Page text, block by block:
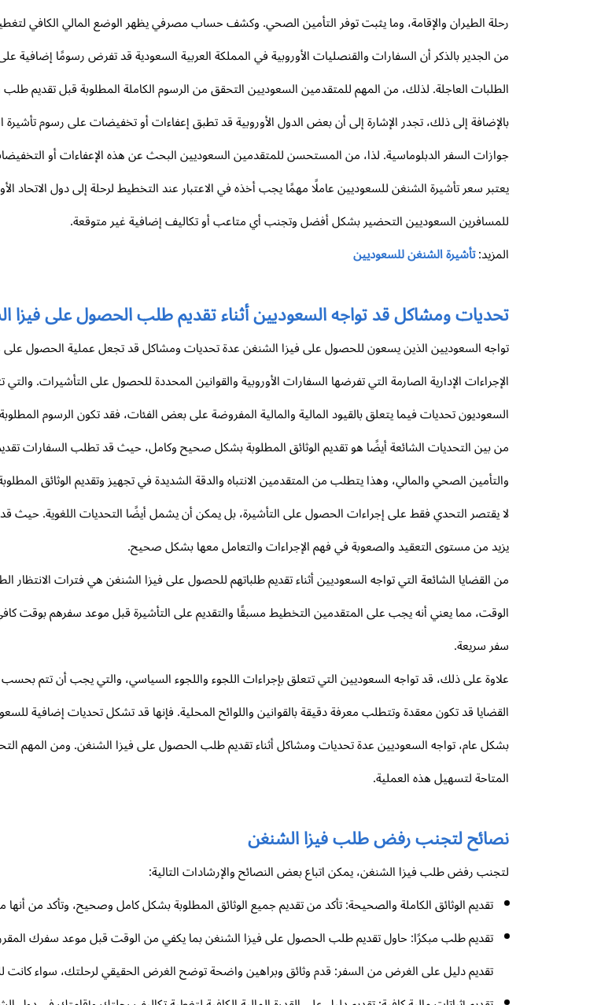
رحلة الطيران والإقامة، وما يثبت توفر التأمين الصحي. وكشف حساب مصرفي يظهر الوضع المالي الكافي
من الجدير بالذكر أن السفارات والقنصليات الأوروبية في المملكة العربية السعودية قد تفرض رسومًا
الطلبات العاجلة. لذلك، من المهم للمتقدمين السعوديين التحقق من الرسوم الكاملة المطلوبة قبل تقديم طلب
بالإضافة إلى ذلك، تجدر الإشارة إلى أن بعض الدول الأوروبية قد تطبق إعفاءات أو تخفيضات على رسوم
جوازات السفر الدبلوماسية. لذا، من المستحسن للمتقدمين السعوديين البحث عن هذه الإعفاءات أو
يعتبر سعر تأشيرة الشنغن للسعوديين عاملًا مهمًا يجب أخذه في الاعتبار عند التخطيط لرحلة إلى دول الاتحاد
للمسافرين السعوديين التحضير بشكل أفضل وتجنب أي متاعب أو تكاليف إضافية غير متوقعة.
المزيد:تأشيرة الشنغن للسعوديين
تحديات ومشاكل قد تواجه السعوديين أثناء تقديم طلب الحصول على فيزا
تواجه السعوديين الذين يسعون للحصول على فيزا الشنغن عدة تحديات ومشاكل قد تجعل عملية الحصول
الإجراءات الإدارية الصارمة التي تفرضها السفارات الأوروبية والقوانين المحددة للحصول على التأشيرات.
السعوديون تحديات فيما يتعلق بالقيود المالية والمالية المفروضة على بعض الفئات، فقد تكون الرسوم
من بين التحديات الشائعة أيضًا هو تقديم الوثائق المطلوبة بشكل صحيح وكامل، حيث قد تطلب السفارات
والتأمين الصحي والمالي، وهذا يتطلب من المتقدمين الانتباه والدقة الشديدة في تجهيز وتقديم الوثائق
لا يقتصر التحدي فقط على إجراءات الحصول على التأشيرة، بل يمكن أن يشمل أيضًا التحديات اللغوية. حيث قد
يزيد من مستوى التعقيد والصعوبة في فهم الإجراءات والتعامل معها بشكل صحيح.
من القضايا الشائعة التي تواجه السعوديين أثناء تقديم طلباتهم للحصول على فيزا الشنغن هي فترات
الوقت، مما يعني أنه يجب على المتقدمين التخطيط مسبقًا والتقديم على التأشيرة قبل موعد سفرهم بوقت
سفر سريعة.
علاوة على ذلك، قد تواجه السعوديين التي تتعلق بإجراءات اللجوء واللجوء السياسي، والتي يجب أن تتم بحسب
القضايا قد تكون معقدة وتتطلب معرفة دقيقة بالقوانين واللوائح المحلية. فإنها قد تشكل تحديات إضافية
بشكل عام، تواجه السعوديين عدة تحديات ومشاكل أثناء تقديم طلب الحصول على فيزا الشنغن. ومن المهم
المتاحة لتسهيل هذه العملية.
نصائح لتجنب رفض طلب فيزا الشنغن
لتجنب رفض طلب فيزا الشنغن، يمكن اتباع بعض النصائح والإرشادات التالية:
تقديم الوثائق الكاملة والصحيحة: تأكد من تقديم جميع الوثائق المطلوبة بشكل كامل وصحيح، وتأكد من
تقديم طلب مبكرًا: حاول تقديم طلب الحصول على فيزا الشنغن بما يكفي من الوقت قبل موعد سفرك
تقديم دليل على الغرض من السفر: قدم وثائق وبراهين واضحة توضح الغرض الحقيقي لرحلتك، سواء كانت